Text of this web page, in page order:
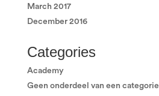
March 2017
December 2016
Categories
Academy
Geen onderdeel van een categorie